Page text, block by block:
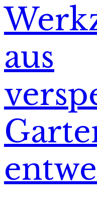
aus